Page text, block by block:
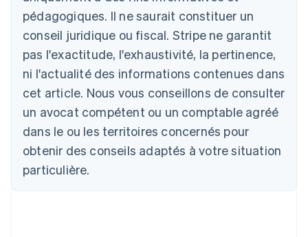
pédagogiques. Il ne saurait constituer un
conseil juridique ou fiscal. Stripe ne garantit
pas l'exactitude, l'exhaustivité, la pertinence,
ni l'actualité des informations contenues dans
cet article. Nous vous conseillons de consulter
un avocat compétent ou un comptable agréé
dans le ou les territoires concernés pour
obtenir des conseils adaptés à votre situation
particulière.
English
Autriche
DeutschEnglish
Belgique
Nederlands Français DeutschEnglish
Brésil
Português English
Bulgarie
English
Canada
Chine continentale
简体中文English